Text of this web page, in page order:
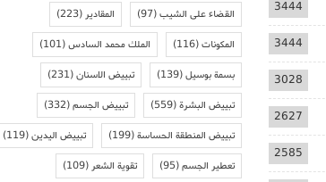
3444
3444
3028
2627
2585
القضاء على الشيب(97) المقادير(223)
المكونات(116) الملك محمد السادس(101)
بسمة بوسيل(139) تبييض الاسنان(231)
تبييض البشرة(559) تبييض الجسم(332)
تبييض المنطقة الحساسة(199) تبييض اليدين(119)
تعطير الجسم(95) تقوية الشعر(109)